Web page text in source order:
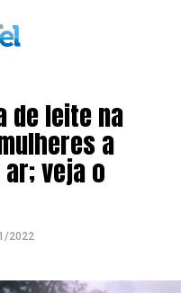
de leite na
a
veja o
2022